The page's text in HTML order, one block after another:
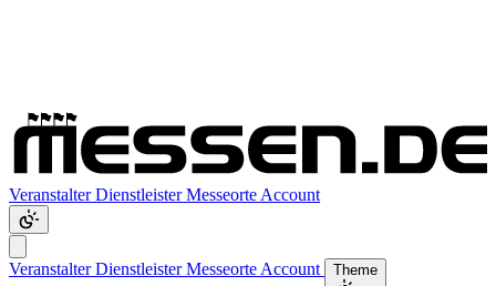
VeranstalterDienstleisterMesseorte Account
VeranstalterDienstleisterMesseorte Account Theme